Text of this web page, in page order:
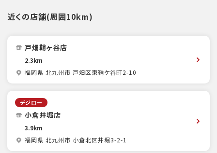
近くの店舗(周囲10km)
戸畑鞘ヶ谷店
2.3km
福岡県 北九州市 戸畑区東鞘ケ谷町2-10
デジロー
小倉井堀店
3.9km
福岡県 北九州市 小倉北区井堀3-2-1